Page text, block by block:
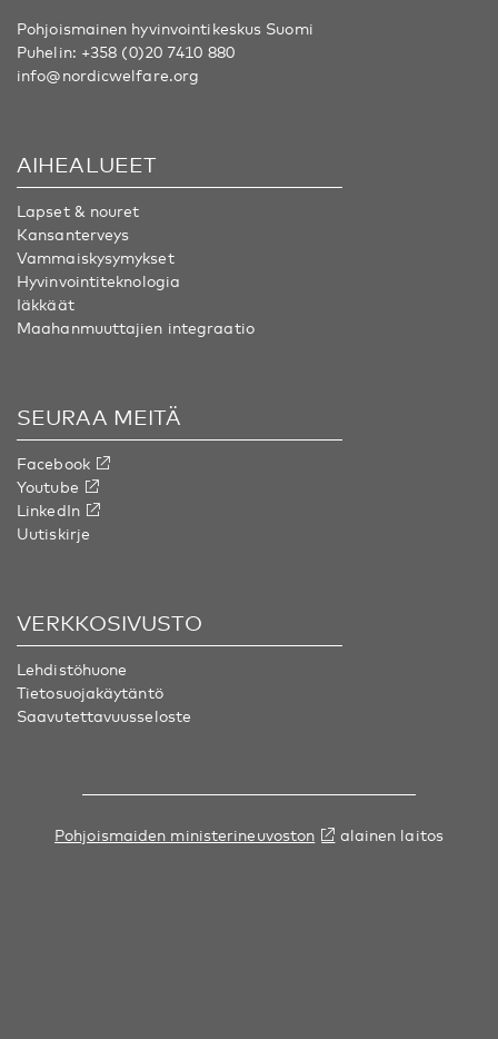
Pohjoismainen hyvinvointikeskus Suomi
Puhelin: +358 (0)20 7410 880
info@nordicwelfare.org
AIHEALUEET
Lapset & nouret
Kansanterveys
Vammaiskysymykset
Hyvinvointiteknologia
Iäkkäät
Maahanmuuttajien integraatio
SEURAA MEITÄ
Facebook
Youtube
LinkedIn
Uutiskirje
VERKKOSIVUSTO
Lehdistöhuone
Tietosuojakäytäntö
Saavutettavuusseloste
Pohjoismaiden ministerineuvoston alainen laitos